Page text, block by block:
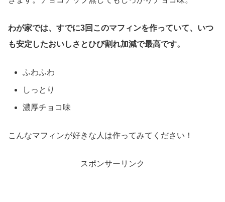
わが家では、すでに3回このマフィンを作っていて、いつ
も安定したおいしさとひび割れ加減で最高です。
ふわふわ
しっとり
濃厚チョコ味
こんなマフィンが好きな人は作ってみてください！
スポンサーリンク